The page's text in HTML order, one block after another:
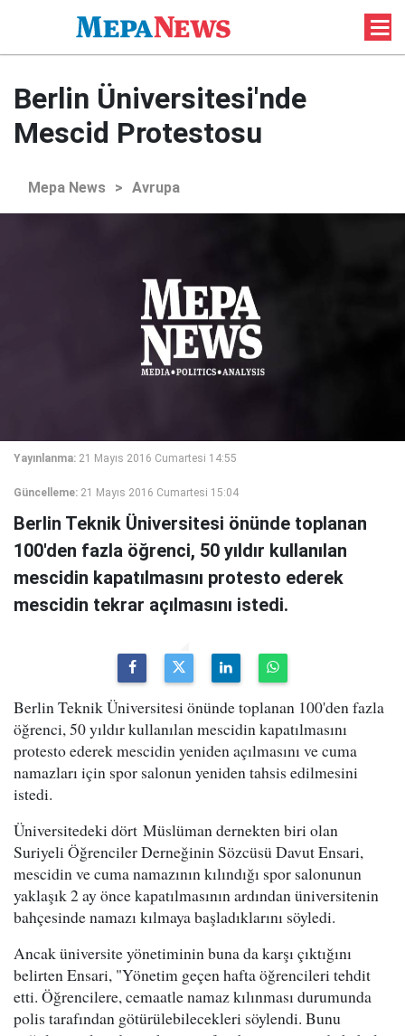
Berlin Üniversitesi'nde
Mescid Protestosu
Mepa News > Avrupa
Yayınlanma: 21 Mayıs 2016 Cumartesi 14:55
Güncelleme: 21 Mayıs 2016 Cumartesi 15:04
Berlin Teknik Üniversitesi önünde toplanan
100'den fazla öğrenci, 50 yıldır kullanılan
mescidin kapatılmasını protesto ederek
mescidin tekrar açılmasını istedi.
Berlin Teknik Üniversitesi önünde toplanan 100'den fazla
öğrenci, 50 yıldır kullanılan mescidin kapatılmasını
protesto ederek mescidin yeniden açılmasını ve cuma
namazları için spor salonun yeniden tahsis edilmesini
istedi.
Üniversitedeki dört Müslüman dernekten biri olan
Suriyeli Öğrenciler Derneğinin Sözcüsü Davut Ensari,
mescidin ve cuma namazının kılındığı spor salonunun
yaklaşık 2 ay önce kapatılmasının ardından üniversitenin
bahçesinde namazı kılmaya başladıklarını söyledi.
Ancak üniversite yönetiminin buna da karşı çıktığını
belirten Ensari, "Yönetim geçen hafta öğrencileri tehdit
etti. Öğrencilere, cemaatle namaz kılınması durumunda
polis tarafından götürülebilecekleri söylendi. Bunu